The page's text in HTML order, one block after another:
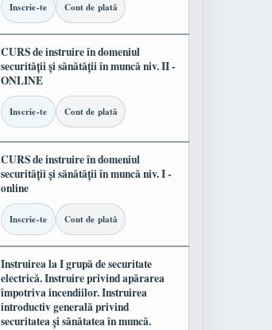
Inscrie-te Cont de plată
CURS de instruire în domeniul
securității și sănătății în muncă niv. II -
ONLINE
Inscrie-te Cont de plată
CURS de instruire în domeniul
securității și sănătății în muncă niv. I -
online
Inscrie-te Cont de plată
Instruirea la I grupă de securitate
electrică. Instruire privind apărarea
împotriva incendiilor. Instruirea
introductiv generală privind
securitatea și sănătatea în muncă.